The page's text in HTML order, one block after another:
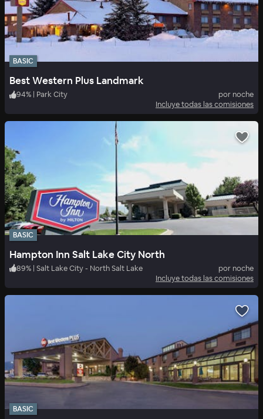
BASIC
Best Western Plus Landmark
94% | Park City
por noche
Incluye todas las comisiones
BASIC
Hampton Inn Salt Lake City North
89% | Salt Lake City - North Salt Lake
por noche
Incluye todas las comisiones
BASIC